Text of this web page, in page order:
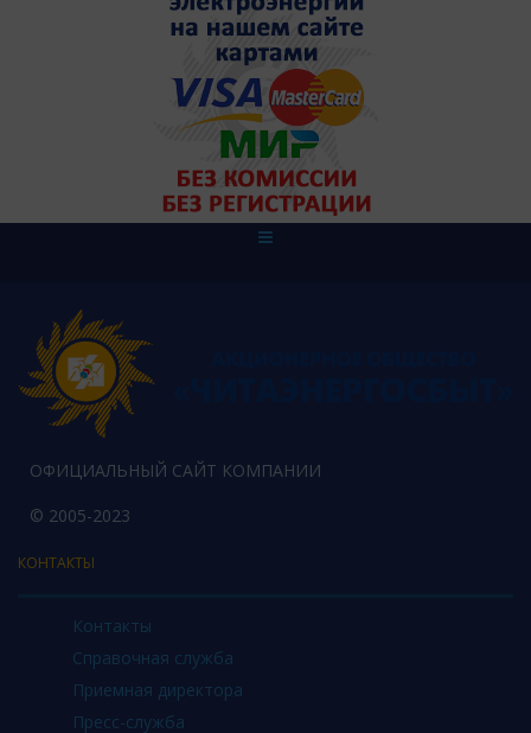
ОФИЦИАЛЬНЫЙ САЙТ КОМПАНИИ
© 2005-2023
КОНТАКТЫ
Контакты
Справочная служба
Приемная директора
Пресс-служба